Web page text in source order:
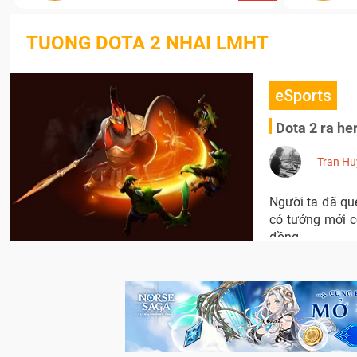
TUONG DOTA 2 NHAI LMHT
eSports
Dota 2 ra
Tran
Người ta đã
có tướng mới
đồng.